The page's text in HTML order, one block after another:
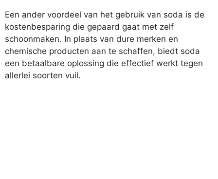
Een ander voordeel van het gebruik van soda is de
kostenbesparing die gepaard gaat met zelf
schoonmaken. In plaats van dure merken en
chemische producten aan te schaffen, biedt soda
een betaalbare oplossing die effectief werkt tegen
allerlei soorten vuil.